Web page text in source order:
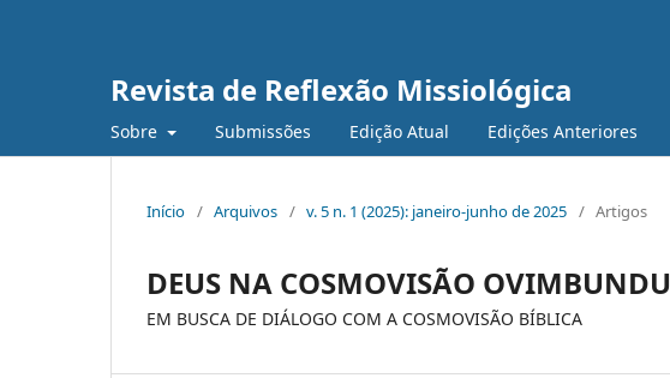
Revista de Reflexão Missiológica
Sobre Submissões Edição Atual Edições Anteriores
Início / Arquivos / v. 5 n. 1 (2025): janeiro-junho de 2025 / Artigos
DEUS NA COSMOVISÃO OVIMBUNDU
EM BUSCA DE DIÁLOGO COM A COSMOVISÃO BÍBLICA